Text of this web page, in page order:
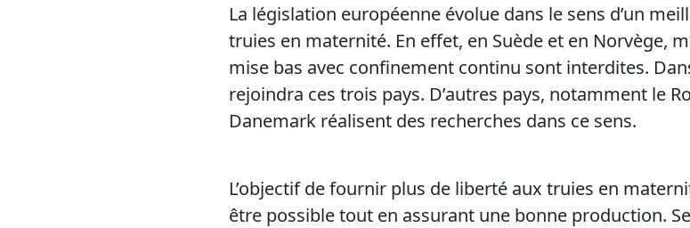
La législation européenne évolue dans le sens d’un
truies en maternité. En effet, en Suède et en Norvège,
mise bas avec confinement continu sont interdites.
rejoindra ces trois pays. D’autres pays, notamment le
Danemark réalisent des recherches dans ce sens.
L’objectif de fournir plus de liberté aux truies en
être possible tout en assurant une bonne production.